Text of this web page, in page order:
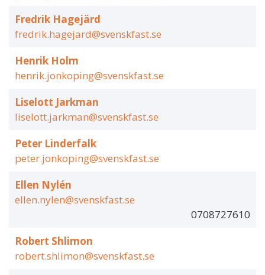
Fredrik Hagejärd
fredrik.hagejard@svenskfast.se
Henrik Holm
henrik.jonkoping@svenskfast.se
Liselott Jarkman
liselott.jarkman@svenskfast.se
Peter Linderfalk
peter.jonkoping@svenskfast.se
Ellen Nylén
ellen.nylen@svenskfast.se
0708727610
Robert Shlimon
robert.shlimon@svenskfast.se